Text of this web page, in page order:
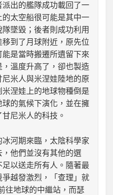
出的艦隊成功載回了一
太空船很可能是其中一
墜毀；後者則成功利用
到了月球附近，原先位
是當時搬遷所遺留下來
溫度升高了，卻也製造
米人與米涅娃陸地的原
涅娃上的地球物種倒是
的氣候下演化，並在擁
尼米人的科技。
河期來臨，太陰科學家
他們並沒有其他的選
以送走所有人。隨著最
越發激烈，「查理」就
往地球的中繼站，而瑟